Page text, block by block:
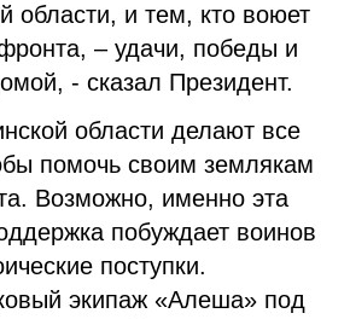
области, и тем, кто воюет
– удачи, победы и
- сказал Президент.
области делают все
помочь своим землякам
Возможно, именно эта
побуждает воинов
поступки.
экипаж «Алеша» под